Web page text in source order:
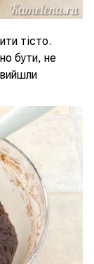
тісто.
бути, не